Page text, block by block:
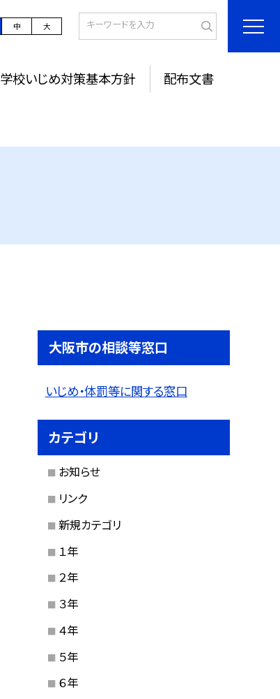
中 大
学校いじめ対策基本方針 配布文書
大阪市の相談等窓口
いじめ・体罰等に関する窓口
カテゴリ
お知らせ
リンク
新規カテゴリ
１年
２年
３年
４年
５年
６年